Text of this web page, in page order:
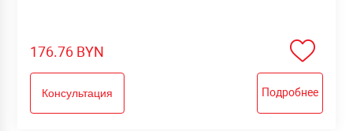
176.76 BYN
Консультация Подробнее